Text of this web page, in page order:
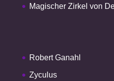
Magischer Zirkel von
Robert Ganahl
Zyculus